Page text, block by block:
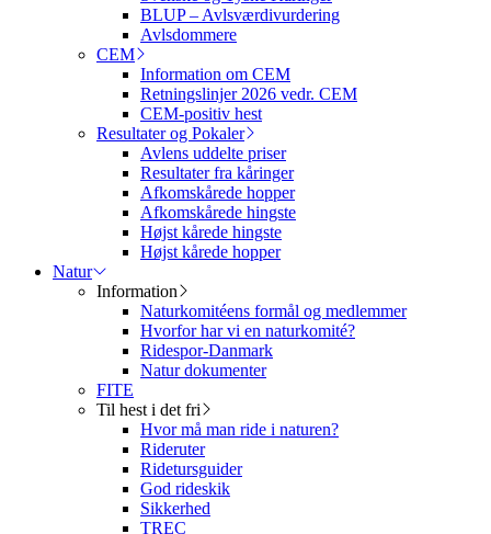
BLUP – Avlsværdivurdering
Avlsdommere
CEM
Information om CEM
Retningslinjer 2026 vedr. CEM
CEM-positiv hest
Resultater og Pokaler
Avlens uddelte priser
Resultater fra kåringer
Afkomskårede hopper
Afkomskårede hingste
Højst kårede hingste
Højst kårede hopper
Natur
Information
Naturkomitéens formål og medlemmer
Hvorfor har vi en naturkomité?
Ridespor-Danmark
Natur dokumenter
FITE
Til hest i det fri
Hvor må man ride i naturen?
Rideruter
Ridetursguider
God rideskik
Sikkerhed
TREC